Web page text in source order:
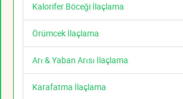
Kalorifer Böceği İlaçlama
Örümcek İlaçlama
Arı & Yaban Arısı İlaçlama
Karafatma İlaçlama